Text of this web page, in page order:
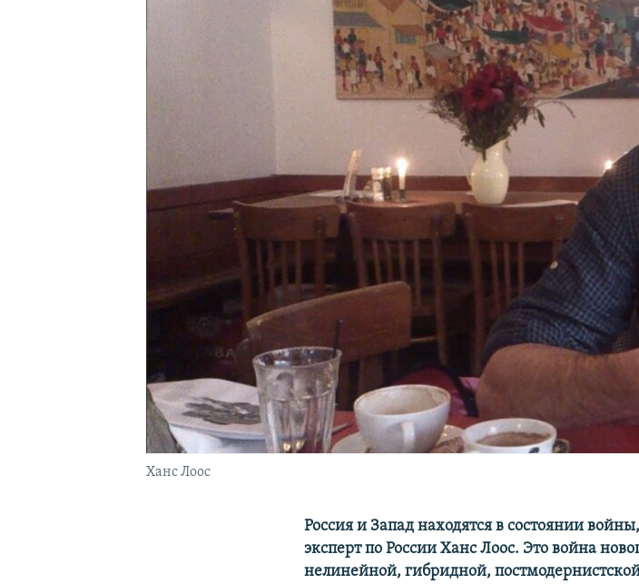
Ханс Лоос
Россия и Запад находятся в состоянии
эксперт по России Ханс Лоос. Это война
нелинейной, гибридной,